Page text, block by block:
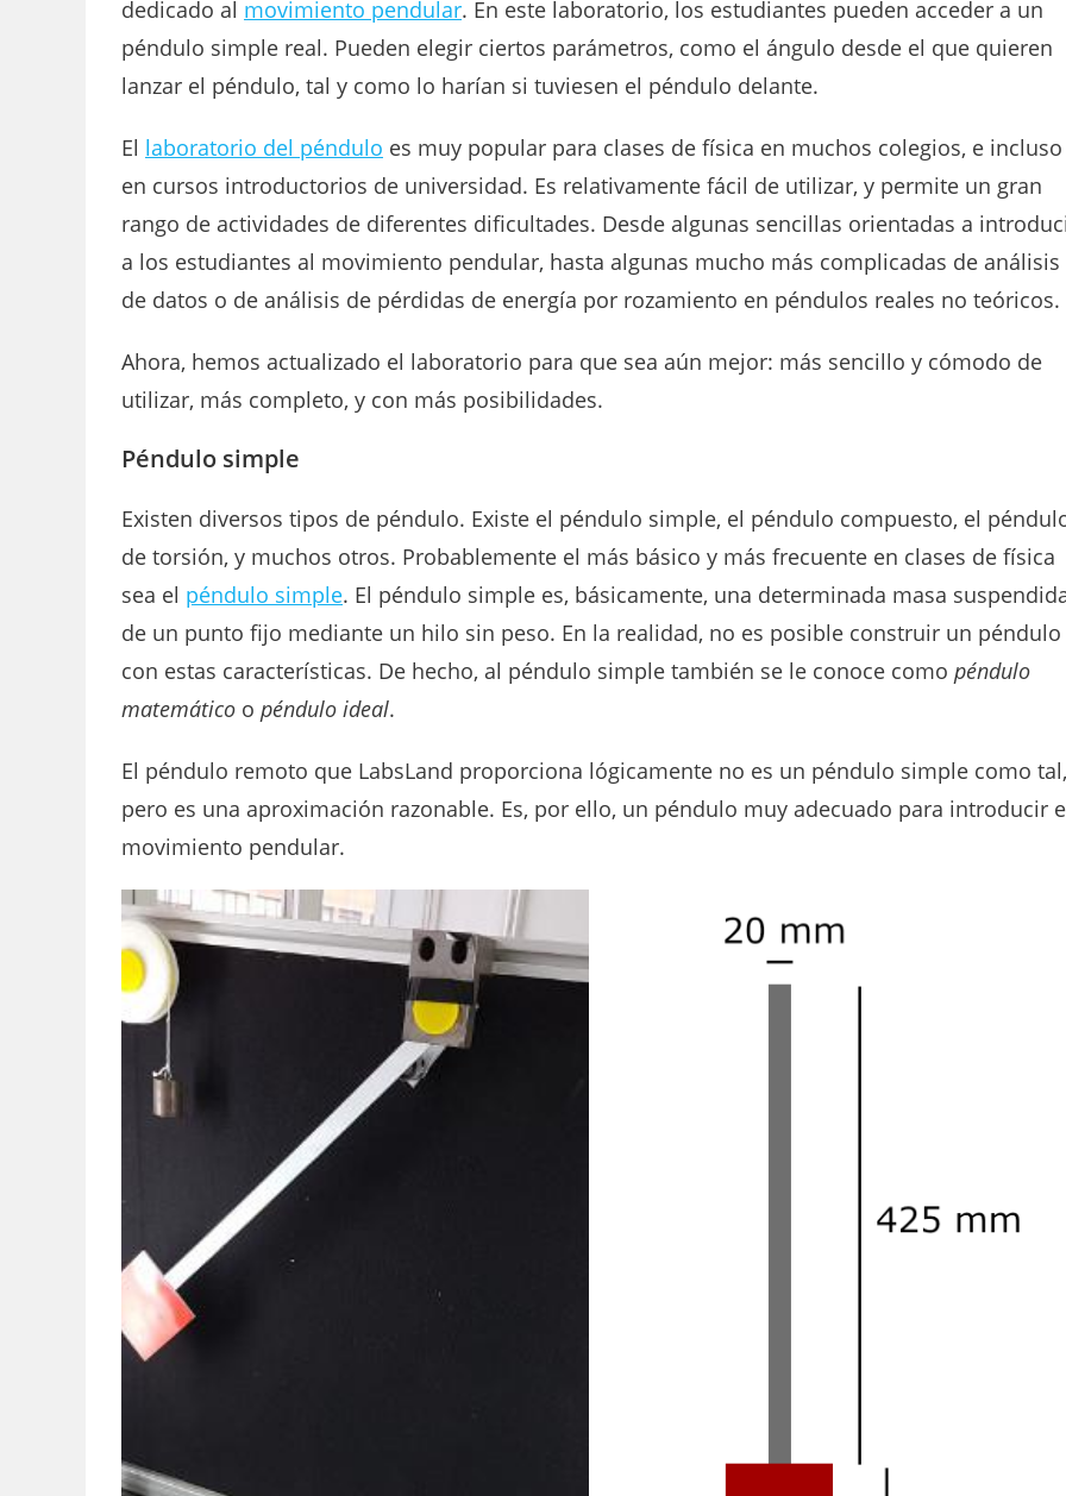
dedicado al movimiento pendular. En este laboratorio, los estudiantes pueden acceder a un
péndulo simple real. Pueden elegir ciertos parámetros, como el ángulo desde el que quieren
lanzar el péndulo, tal y como lo harían si tuviesen el péndulo delante.
El laboratorio del péndulo es muy popular para clases de física en muchos colegios, e incluso
en cursos introductorios de universidad. Es relativamente fácil de utilizar, y permite un gran
rango de actividades de diferentes dificultades. Desde algunas sencillas orientadas a
a los estudiantes al movimiento pendular, hasta algunas mucho más complicadas de análisis
de datos o de análisis de pérdidas de energía por rozamiento en péndulos reales no teóricos.
Ahora, hemos actualizado el laboratorio para que sea aún mejor: más sencillo y cómodo de
utilizar, más completo, y con más posibilidades.
Péndulo simple
Existen diversos tipos de péndulo. Existe el péndulo simple, el péndulo compuesto, el
de torsión, y muchos otros. Probablemente el más básico y más frecuente en clases de física
sea el péndulo simple. El péndulo simple es, básicamente, una determinada masa
de un punto fijo mediante un hilo sin peso. En la realidad, no es posible construir un péndulo
con estas características. De hecho, al péndulo simple también se le conoce como péndulo
matemático o péndulo ideal.
El péndulo remoto que LabsLand proporciona lógicamente no es un péndulo simple como tal,
pero es una aproximación razonable. Es, por ello, un péndulo muy adecuado para introducir
movimiento pendular.